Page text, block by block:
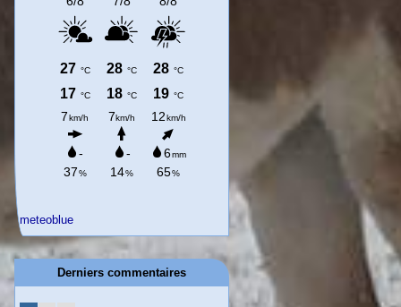
meteoblue
Derniers commentaires